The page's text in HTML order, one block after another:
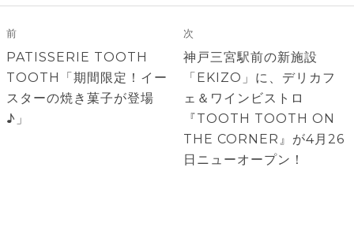
稿
ナ
ビ
ゲ
ー
前
前
の
投
稿:
PATISSERIE TOOTH
TOOTH「期間限定！イー
スターの焼き菓子が登場
♪」
次
次
の
投
稿:
神戸三宮駅前の新施設
「EKIZO」に、デリカフ
ェ＆ワインビストロ
『TOOTH TOOTH ON
THE CORNER』が4月26
日ニューオープン！